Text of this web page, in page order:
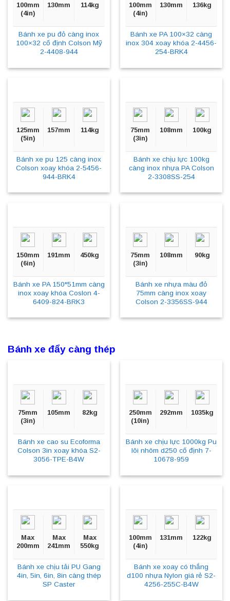
100mm
(4in)
130mm 114kg
Bánh xe pu đỏ càng inox
100×32 cố định Colson Mỹ
2-4408-944
100mm
(4in)
130mm 136kg
Bánh xe PA 100×32 càng
inox 304 xoay khóa 2-4456-
254-BRK4
125mm
(5in)
157mm 114kg
Bánh xe pu 125 càng inox
Colson xoay khóa 2-5456-
944-BRK4
75mm
(3in)
108mm 100kg
Bánh xe chịu lực 100kg
càng inox nhựa PA Colson
2-3308SS-254
150mm
(6in)
191mm 450kg
Bánh xe PA 150*51mm càng
inox xoay khóa Coslon 4-
6409-824-BRK3
75mm
(3in)
108mm 90kg
Bánh xe nhựa màu đỏ
75mm càng inox xoay
Colson 2-3356SS-944
Bánh xe đẩy càng thép
75mm
(3in)
105mm 82kg
Bánh xe cao su Ecoforma
Colson 3in xoay khóa S2-
3056-TPE-B4W
250mm
(10in)
292mm 1035kg
Bánh xe chịu lực 1000kg Pu
lõi nhôm d250 cố định 7-
10678-959
Max
200mm
Max
241mm
Max
550kg
Bánh xe chịu tải PU Gang
4in, 5in, 6in, 8in càng thép
SP Caster
100mm
(4in)
131mm 122kg
Bánh xe xoay có thắng
d100 nhựa Nylon giá rẻ S2-
4256-255C-B4W